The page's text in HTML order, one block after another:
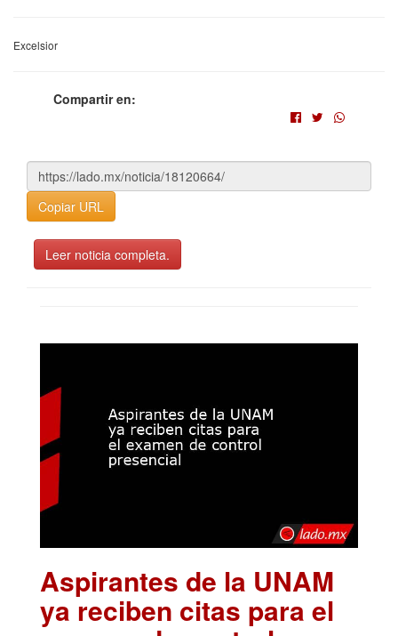
Excelsior
Compartir en:
Copiar URL
Leer noticia completa.
Aspirantes de la UNAM
ya reciben citas para el